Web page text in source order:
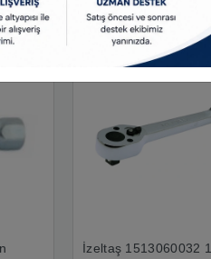
İzeltaş 1513060032